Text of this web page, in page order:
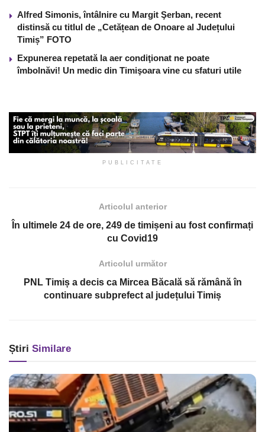
Alfred Simonis, întâlnire cu Margit Şerban, recent
distinsă cu titlul de „Cetățean de Onoare al Județului
Timiș” FOTO
Expunerea repetată la aer condiţionat ne poate
îmbolnăvi! Un medic din Timişoara vine cu sfaturi utile
PUBLICITATE
Articolul anterior
În ultimele 24 de ore, 249 de timișeni au fost confirmați
cu Covid19
Articolul următor
PNL Timiș a decis ca Mircea Băcală să rămână în
continuare subprefect al județului Timiș
Știri Similare